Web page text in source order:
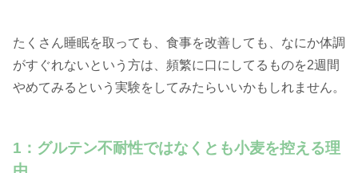
たくさん睡眠を取っても、食事を改善しても、なにか体調
がすぐれないという方は、頻繁に口にしてるものを2週間
やめてみるという実験をしてみたらいいかもしれません。
1：グルテン不耐性ではなくとも小麦を控える理